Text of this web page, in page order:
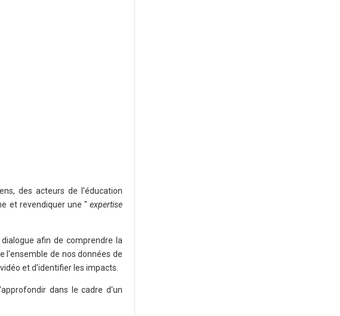
des acteurs de l'éducation
et revendiquer une " expertise
afin de comprendre la
l'ensemble de nos données de
et d'identifier les impacts.
dans le cadre d'un